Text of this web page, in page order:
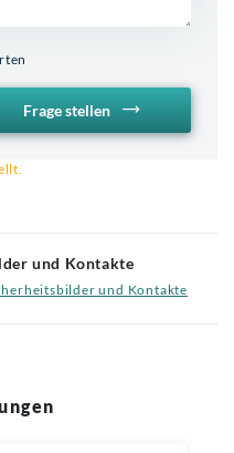
Frage stellen
und Kontakte
und Kontakte